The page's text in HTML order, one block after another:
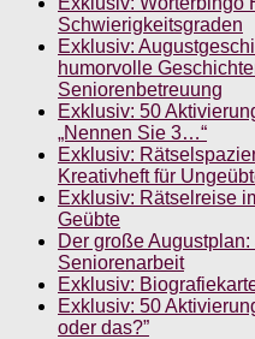
Schwierigkeitsgraden
Exklusiv:
humorvolle
Seniorenbetreuung
Exklusiv: 50
„Nennen Sie 3…“
Exklusiv:
Kreativheft für
Exklusiv: Rätselreise
Geübte
Der große
Seniorenarbeit
Exklusiv:
Exklusiv: 50
oder das?”